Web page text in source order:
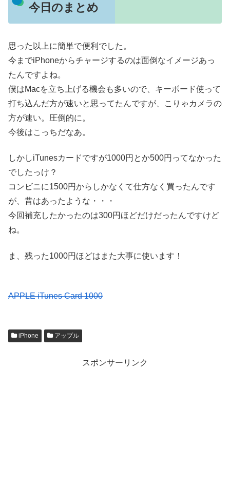
今日のまとめ
思った以上に簡単で便利でした。
今までiPhoneからチャージするのは面倒なイメージあっ
たんですよね。
僕はMacを立ち上げる機会も多いので、キーボード使って
打ち込んだ方が速いと思ってたんですが、こりゃカメラの
方が速い。圧倒的に。
今後はこっちだなあ。
しかしiTunesカードですが1000円とか500円ってなかった
でしたっけ？
コンビニに1500円からしかなくて仕方なく買ったんです
が、昔はあったような・・・
今回補充したかったのは300円ほどだけだったんですけど
ね。
ま、残った1000円ほどはまた大事に使います！
APPLE iTunes Card 1000
iPhone アップル
スポンサーリンク